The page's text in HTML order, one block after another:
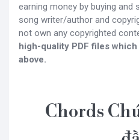
earning money by buying and
song writer/author and
not own any copyrighted
high-quality PDF files
above.
Chords